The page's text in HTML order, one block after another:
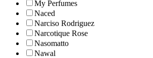
My Perfumes
Naced
Narciso Rodriguez
Narcotique Rose
Nasomatto
Nawal